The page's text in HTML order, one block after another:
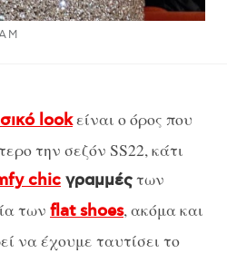
lookείναι ο όρος που
την σεζόν SS22, κάτι
chic γραμμέςτων
των flat shoes, ακόμα και
να έχουμε ταυτίσει το